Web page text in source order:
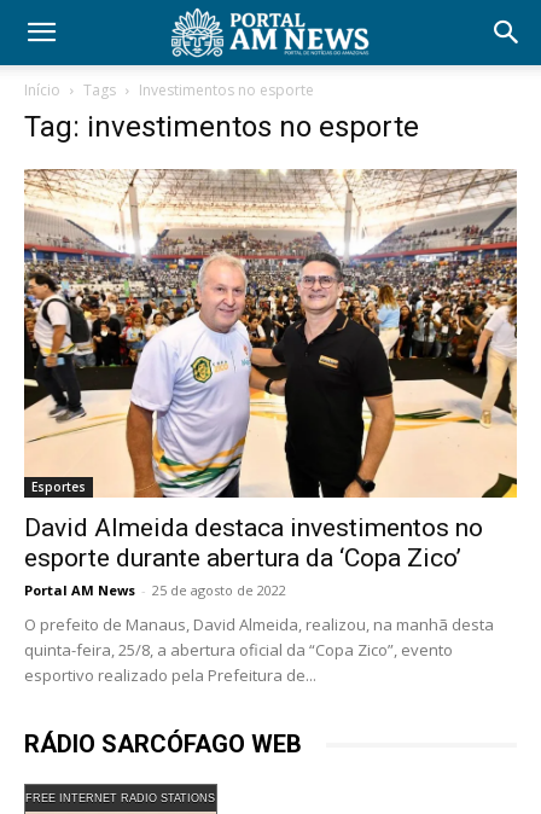
Início Tags Investimentos no esporte
Tag: investimentos no esporte
Esportes
David Almeida destaca investimentos no
esporte durante abertura da ‘Copa Zico’
Portal AM News - 25 de agosto de 2022
O prefeito de Manaus, David Almeida, realizou, na manhã desta
quinta-feira, 25/8, a abertura oficial da “Copa Zico”, evento
esportivo realizado pela Prefeitura de...
RÁDIO SARCÓFAGO WEB
FREE INTERNET RADIO STATIONS